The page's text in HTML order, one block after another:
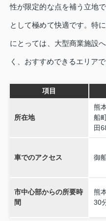
性が限定的な点を補う立地
として極めて快適です。特
にとっては、大型商業施設
く、おすすめできるエリアで
項目
所在地
熊
船
田
車でのアクセス 御
市中心部からの所要時
間
熊
30